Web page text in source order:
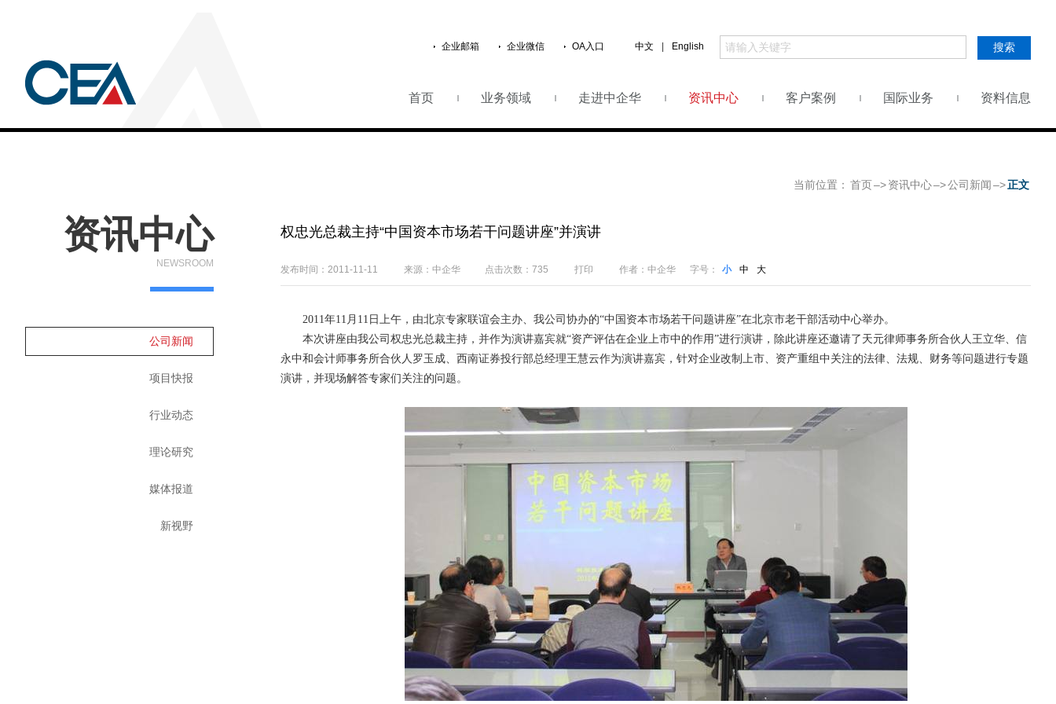
搜索
企业邮箱 企业微信 OA入口 中文 English
首页 业务领域 走进中企华 资讯中心 客户案例 国际业务 资料信息
当前位置： 首页–>资讯中心–>公司新闻–>正文
资讯中心
NEWSROOM
公司新闻
项目快报
行业动态
理论研究
媒体报道
新视野
权忠光总裁主持“中国资本市场若干问题讲座”并演讲
发布时间：2011-11-11 来源：中企华 点击次数：735 打印 作者：中企华 字号： 小 中 大
2011年11月11日上午，由北京专家联谊会主办、我公司协办的“中国资本市场若干问题讲座”在北京市老干部活动中心举办。
本次讲座由我公司权忠光总裁主持，并作为演讲嘉宾就“资产评估在企业上市中的作用”进行演讲，除此讲座还邀请了天元律师事务所合伙人王立华、信
永中和会计师事务所合伙人罗玉成、西南证券投行部总经理王慧云作为演讲嘉宾，针对企业改制上市、资产重组中关注的法律、法规、财务等问题进行专题
演讲，并现场解答专家们关注的问题。